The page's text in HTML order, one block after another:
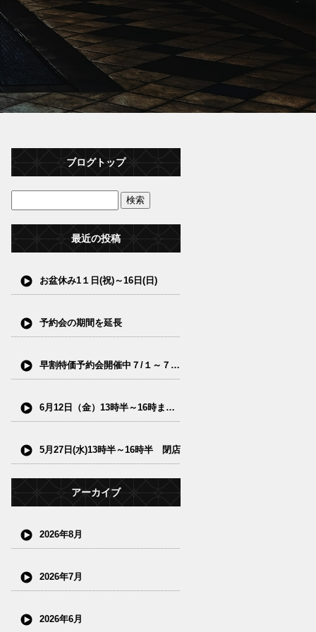
ブログトップ
最近の投稿
お盆休み1１日(祝)～16日(日)
予約会の期間を延長
早割特価予約会開催中７/１～７/15(水)
6月12日（金）13時半～16時まで閉店
5月27日(水)13時半～16時半 閉店
アーカイブ
2026年8月
2026年7月
2026年6月